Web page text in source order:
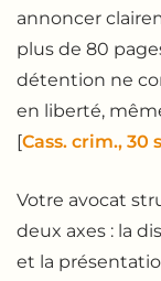
annoncer
plus de 80
détention ne
en liberté,
[Cass. crim., 30
Votre avocat
deux axes : la
et la